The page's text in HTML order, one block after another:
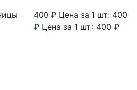
400 ₽ Цена за 1 шт: 400
₽ Цена за 1 шт.: 400 ₽